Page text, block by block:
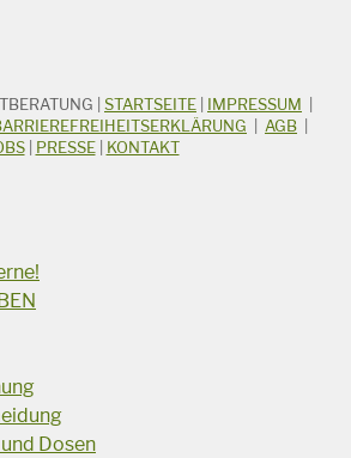
STARTSEITE IMPRESSUM
AGB
| PRESSE| KONTAKT
Dosen